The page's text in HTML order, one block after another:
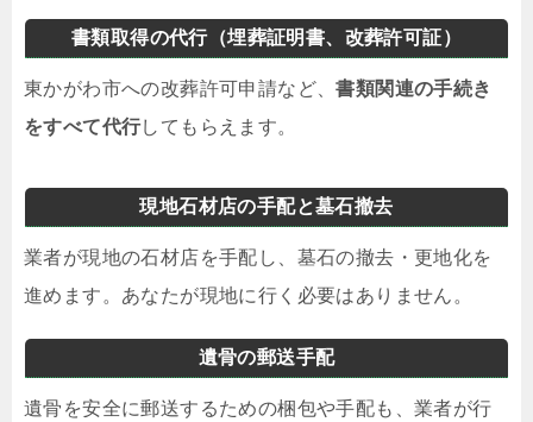
書類取得の代行（埋葬証明書、改葬許可証）
東かがわ市への改葬許可申請など、書類関連の手続き
をすべて代行してもらえます。
現地石材店の手配と墓石撤去
業者が現地の石材店を手配し、墓石の撤去・更地化を
進めます。あなたが現地に行く必要はありません。
遺骨の郵送手配
遺骨を安全に郵送するための梱包や手配も、業者が行